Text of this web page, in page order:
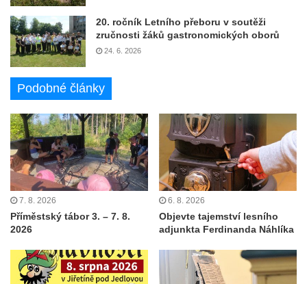
20. ročník Letního přeboru v soutěži
zručnosti žáků gastronomických oborů
24. 6. 2026
Podobné články
7. 8. 2026
Příměstský tábor 3. – 7. 8.
2026
6. 8. 2026
Objevte tajemství lesního
adjunkta Ferdinanda Náhlíka